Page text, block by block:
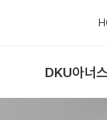
DKU아너